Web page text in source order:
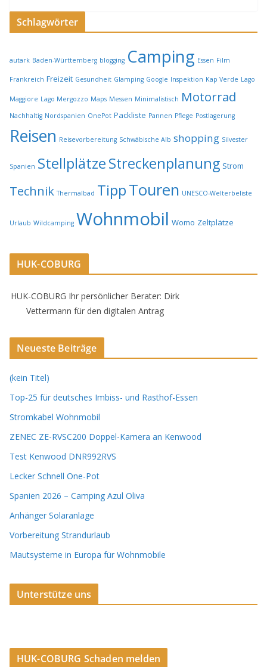
Schlagwörter
autark Baden-Württemberg blogging Camping Essen Film
Frankreich Freizeit Gesundheit Glamping Google Inspektion Kap Verde Lago
Maggiore Lago Mergozzo Maps Messen Minimalistisch Motorrad
Nachhaltig Nordspanien OnePot Packliste Pannen Pflege Postlagerung
Reisen Reisevorbereitung Schwäbische Alb shopping Silvester
Spanien StellplätzeStreckenplanung Strom
Technik Thermalbad TippTouren UNESCO-Welterbeliste
Urlaub Wildcamping Wohnmobil Womo Zeltplätze
HUK-COBURG
HUK-COBURG Ihr persönlicher Berater: Dirk
Vettermann für den digitalen Antrag
Neueste Beiträge
(kein Titel)
Top-25 für deutsches Imbiss- und Rasthof-Essen
Stromkabel Wohnmobil
ZENEC ZE-RVSC200 Doppel-Kamera an Kenwood
Test Kenwood DNR992RVS
Lecker Schnell One-Pot
Spanien 2026 – Camping Azul Oliva
Anhänger Solaranlage
Vorbereitung Strandurlaub
Mautsysteme in Europa für Wohnmobile
Unterstütze uns
HUK-COBURG Schaden melden